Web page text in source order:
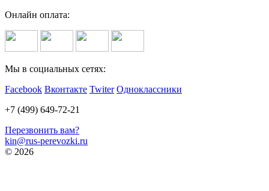
Онлайн оплата:
Мы в социальных сетях:
Facebook Вконтакте Twiter Одноклассники
+7 (499) 649-72-21
Перезвонить вам?
kin@rus-perevozki.ru
© 2026